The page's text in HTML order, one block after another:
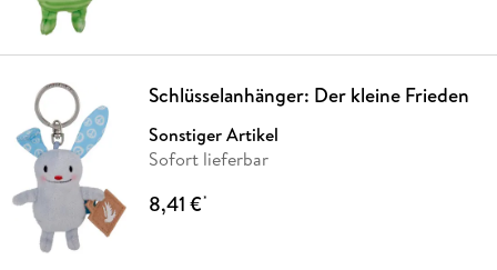
Schlüsselanhänger: Der kleine Frieden
Sonstiger Artikel
Sofort lieferbar
8,41 €*